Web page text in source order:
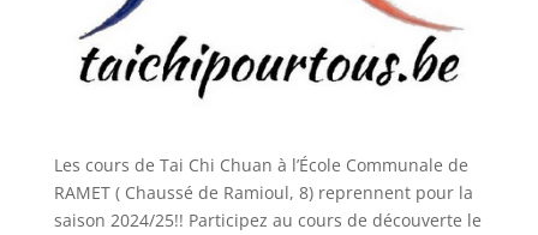
Les cours de Tai Chi Chuan à l’École Communale de
RAMET ( Chaussé de Ramioul, 8) reprennent pour la
saison 2024/25!! Participez au cours de découverte le